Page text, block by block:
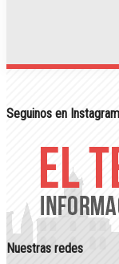
Seguinos en Instagram
Nuestras redes